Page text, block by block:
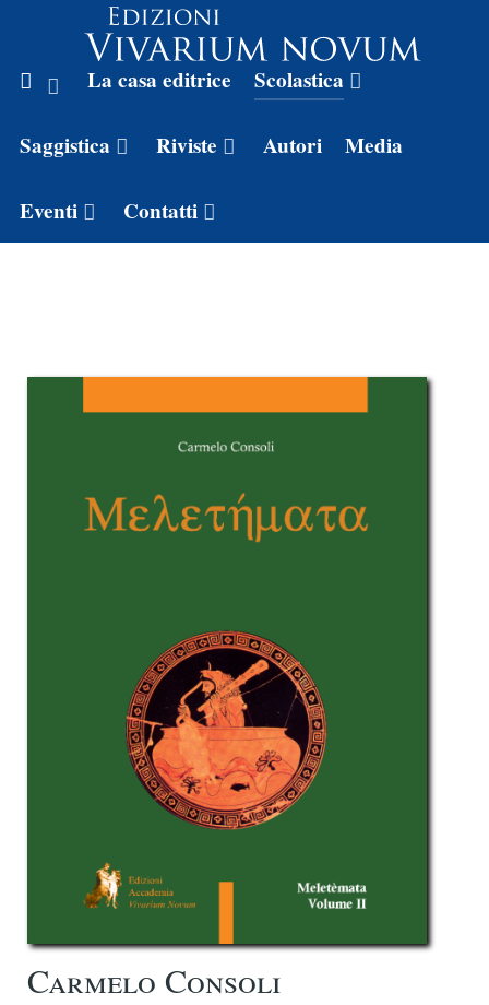
La casa editrice Scolastica
Saggistica Riviste Autori Media
Eventi Contatti
Carmelo Consoli